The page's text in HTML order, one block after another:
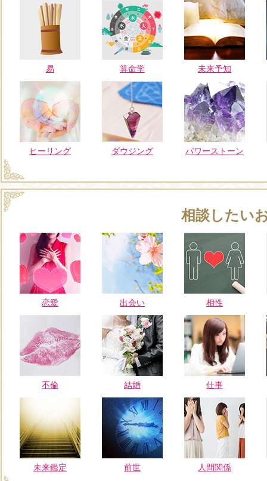
易 算命学 未来予知
ヒーリング ダウジング パワーストーン
相談したい
恋愛 出会い 相性
不倫 結婚 仕事
未来鑑定 前世 人間関係